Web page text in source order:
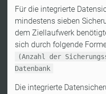
Für die integrierte
mindestens sieben
dem Ziellaufwerk
sich durch folgende
(Anzahl der
Datenbank
Die integrierte